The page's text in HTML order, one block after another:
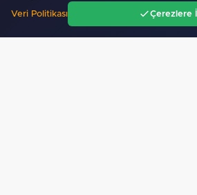
"Konya'da Genç KOMEK ve
eğlenceli yaz"
Veri Politikası Çerezlere
Gündem